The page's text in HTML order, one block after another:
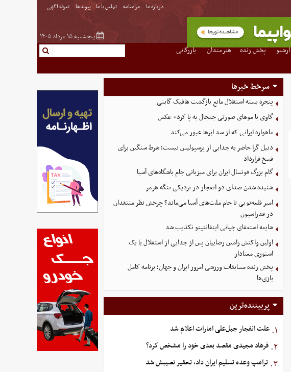
درباره ما مرامنامه تماس با ما پیوندها تعرفه اگهی
پنجشنبه ۱۵ مرداد ۱۴۰۵
آرشیو پخش زنده هنرمندان
بازرگانی
سرخط خبرها
پنجره بسته استقلال مانع بازگشت هافبک گابنی
گاوی با موهای صورتی جنجال به پا کرد+ عکس
ماهواره ایرانی که از سد ابرها عبور می‌کند
دنیل گرا حاضر به جدایی از پرسپولیس نیست؛ شرط سنگین برای
فسخ قرارداد
گام بزرگ فوتسال ایران برای میزبانی جام باشگاه‌های آسیا
شنیده شدن صدای دو انفجار در نزدیکی تنگه هرمز
امیر قلعه‌نویی تا جام ملت‌های آسیا می‌ماند؟ چرخش نظر منتقدان
در فدراسیون
شایعه استعفای جیانی اینفانتینو تکذیب شد
اولین واکنش رامین رضاییان پس از جدایی از استقلال با یک
استوری معنادار
پخش زنده مسابقات ورزشی امروز ایران و جهان؛ برنامه کامل
بازی‌ها
پربیننده‌ترین
۱. علت انفجار جبل‌علی امارات اعلام شد
۲. فرهاد مجیدی مقصد بعدی خود را مشخص کرد؟
۳. ترامپ وعده تسلیم ایران داد، تحقیر نصیبش شد